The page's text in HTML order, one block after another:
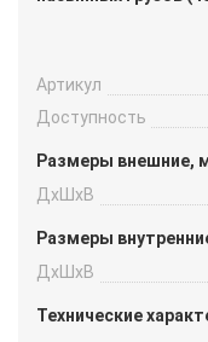
Артикул
Доступность
Размеры внешние,
ДxШxВ
Размеры
ДxШxВ
Технические